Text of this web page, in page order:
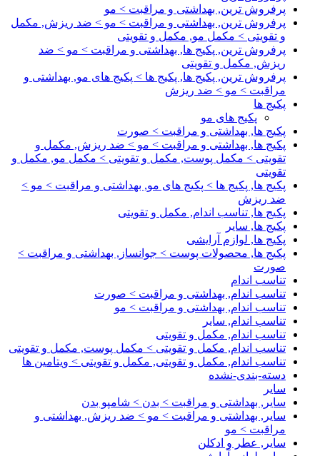
پرفروش ترین, بهداشتی و مراقبت > مو
پرفروش ترین, بهداشتی و مراقبت > مو > ضد ریزش, مکمل
و تقویتی > مکمل مو, مکمل و تقویتی
پرفروش ترین, پکیج ها, بهداشتی و مراقبت > مو > ضد
ریزش, مکمل و تقویتی
پرفروش ترین, پکیج ها, پکیج ها > پکیج های مو, بهداشتی و
مراقبت > مو > ضد ریزش
پکیج ها
پکیج های مو
پکیج ها, بهداشتی و مراقبت > صورت
پکیج ها, بهداشتی و مراقبت > مو > ضد ریزش, مکمل و
تقویتی > مکمل پوست, مکمل و تقویتی > مکمل مو, مکمل و
تقویتی
پکیج ها, پکیج ها > پکیج های مو, بهداشتی و مراقبت > مو >
ضد ریزش
پکیج ها, تناسب اندام, مکمل و تقویتی
پکیج ها, سایر
پکیج ها, لوازم آرایشی
پکیج ها, محصولات پوست > جوانساز, بهداشتی و مراقبت >
صورت
تناسب اندام
تناسب اندام, بهداشتی و مراقبت > صورت
تناسب اندام, بهداشتی و مراقبت > مو
تناسب اندام, سایر
تناسب اندام, مکمل و تقویتی
تناسب اندام, مکمل و تقویتی > مکمل پوست, مکمل و تقویتی
تناسب اندام, مکمل و تقویتی, مکمل و تقویتی > ویتامین ها
دسته-بندی-نشده
سایر
سایر, بهداشتی و مراقبت > بدن > شامپو بدن
سایر, بهداشتی و مراقبت > مو > ضد ریزش, بهداشتی و
مراقبت > مو
سایر, عطر و ادکلن